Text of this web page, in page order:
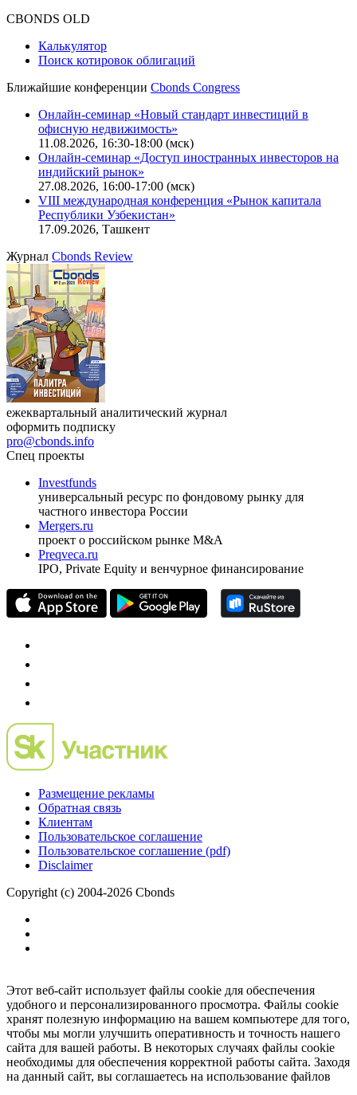
CBONDS OLD
Калькулятор
Поиск котировок облигаций
Ближайшие конференции Cbonds Congress
Онлайн-семинар «Новый стандарт инвестиций в
офисную недвижимость»
11.08.2026, 16:30-18:00 (мск)
Онлайн-семинар «Доступ иностранных инвесторов на
индийский рынок»
27.08.2026, 16:00-17:00 (мск)
VIII международная конференция «Рынок капитала
Республики Узбекистан»
17.09.2026, Ташкент
Журнал Cbonds Review
ежеквартальный аналитический журнал
оформить подписку
pro@cbonds.info
Спец проекты
Investfunds
универсальный ресурс по фондовому рынку для
частного инвестора России
Mergers.ru
проект о российском рынке M&A
Preqveca.ru
IPO, Private Equity и венчурное финансирование
Размещение рекламы
Обратная связь
Клиентам
Пользовательское соглашение
Пользовательское соглашение (pdf)
Disclaimer
Copyright (c) 2004-2026 Cbonds
Этот веб-сайт использует файлы cookie для обеспечения
удобного и персонализированного просмотра. Файлы cookie
хранят полезную информацию на вашем компьютере для того,
чтобы мы могли улучшить оперативность и точность нашего
сайта для вашей работы. В некоторых случаях файлы cookie
необходимы для обеспечения корректной работы сайта. Заходя
на данный сайт, вы соглашаетесь на использование файлов